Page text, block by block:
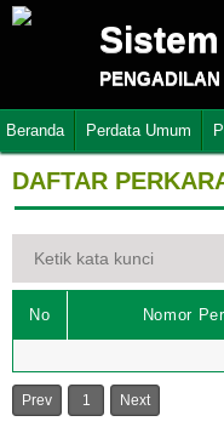
Beranda Perdata Umum
DAFTAR
No Nomor
Prev 1 Next